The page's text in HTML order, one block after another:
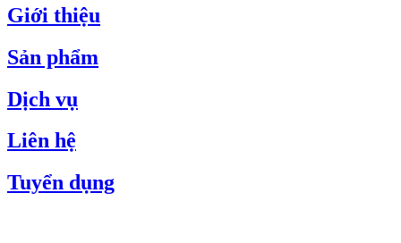
Giới thiệu
Sản phẩm
Dịch vụ
Liên hệ
Tuyển dụng